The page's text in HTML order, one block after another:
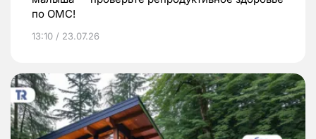
по ОМС!
13:10 / 23.07.26